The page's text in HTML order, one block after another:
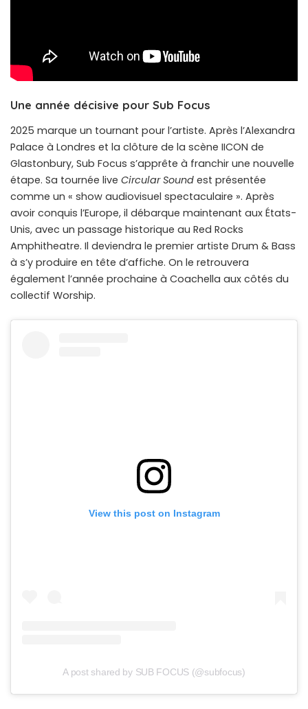
Une année décisive pour Sub Focus
2025 marque un tournant pour l’artiste. Après l’Alexandra
Palace à Londres et la clôture de la scène IICON de
Glastonbury, Sub Focus s’apprête à franchir une nouvelle
étape. Sa tournée live Circular Sound est présentée
comme un « show audiovisuel spectaculaire ». Après
avoir conquis l’Europe, il débarque maintenant aux États-
Unis, avec un passage historique au Red Rocks
Amphitheatre. Il deviendra le premier artiste Drum & Bass
à s’y produire en tête d’affiche. On le retrouvera
également l’année prochaine à Coachella aux côtés du
collectif Worship.
View this post on Instagram
A post shared by SUB FOCUS (@subfocus)